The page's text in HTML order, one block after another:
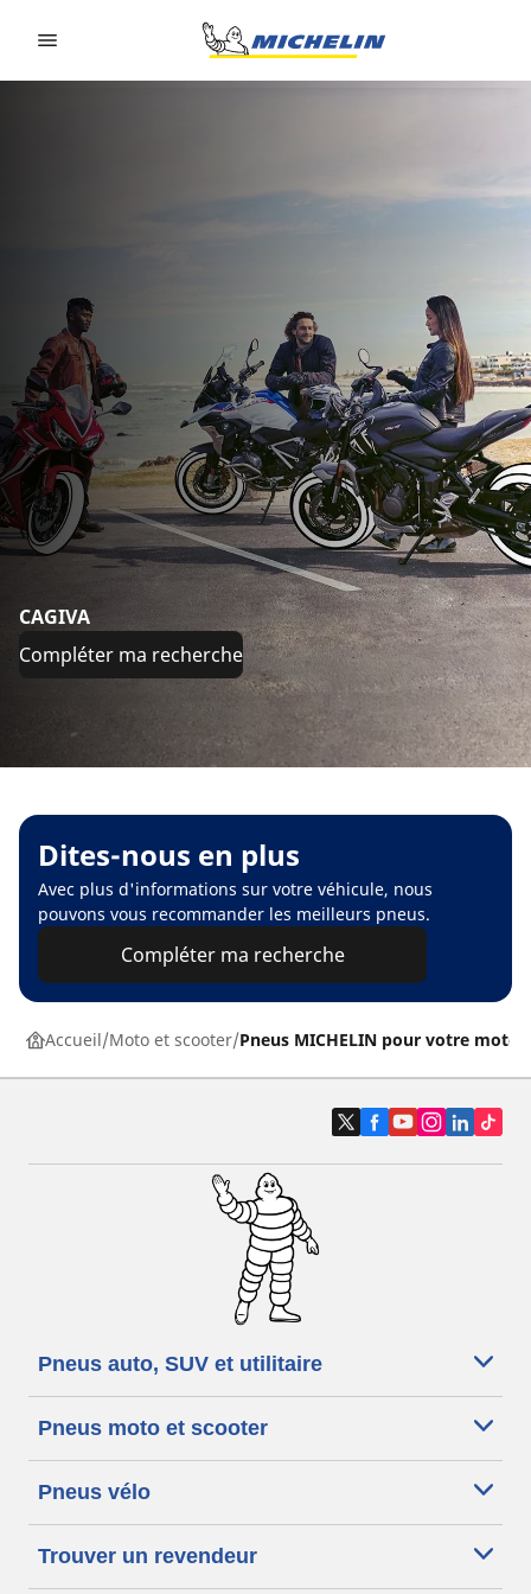
CAGIVA
Compléter ma recherche
Dites-nous en plus
Avec plus d'informations sur votre véhicule, nous
pouvons vous recommander les meilleurs pneus.
Compléter ma recherche
Accueil Moto et scooter Pneus MICHELIN pour votre moto
Pneus auto, SUV et utilitaire
Pneus moto et scooter
Pneus vélo
Trouver un revendeur